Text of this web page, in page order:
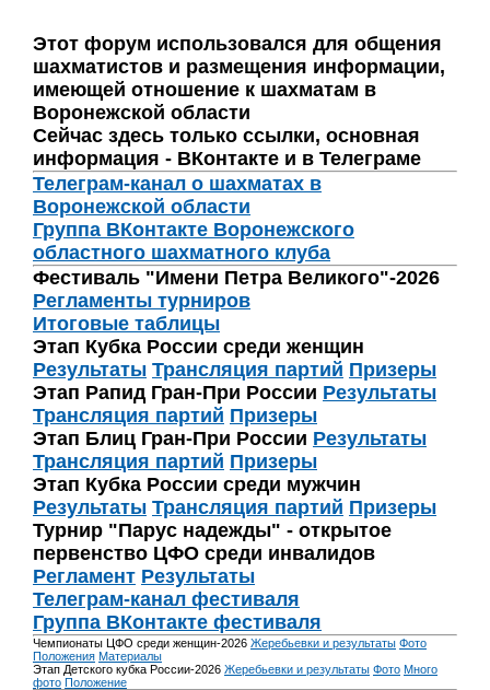
Этот форум использовался для общения
шахматистов и размещения информации,
имеющей отношение к шахматам в
Воронежской области
Сейчас здесь только ссылки, основная
информация - ВКонтакте и в Телеграме
Телеграм-канал о шахматах в
Воронежской области
Группа ВКонтакте Воронежского
областного шахматного клуба
Фестиваль "Имени Петра Великого"-2026
Регламенты турниров
Итоговые таблицы
Этап Кубка России среди женщин
Результаты Трансляция партий Призеры
Этап Рапид Гран-При России Результаты
Трансляция партий Призеры
Этап Блиц Гран-При России Результаты
Трансляция партий Призеры
Этап Кубка России среди мужчин
Результаты Трансляция партий Призеры
Турнир "Парус надежды" - открытое
первенство ЦФО среди инвалидов
Регламент Результаты
Телеграм-канал фестиваля
Группа ВКонтакте фестиваля
Чемпионаты ЦФО среди женщин-2026 Жеребьевки и результаты Фото
Положения Материалы
Этап Детского кубка России-2026 Жеребьевки и результаты Фото Много
фото Положение